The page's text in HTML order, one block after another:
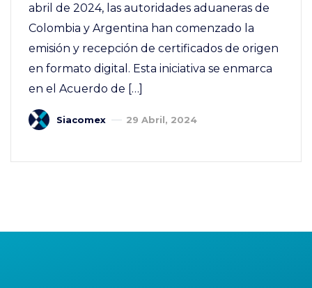
abril de 2024, las autoridades aduaneras de
Colombia y Argentina han comenzado la
emisión y recepción de certificados de origen
en formato digital. Esta iniciativa se enmarca
en el Acuerdo de […]
Siacomex 29 Abril, 2024